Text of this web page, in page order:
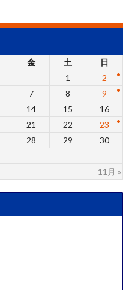
金 土 日
11月 »
1
2
7 8
9
14 15
16
21 22
23
28 29
30